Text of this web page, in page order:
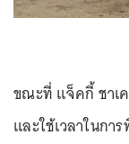
ขณะที่ แจ็คกี้ ชาเ
และใช้เวลาในกา